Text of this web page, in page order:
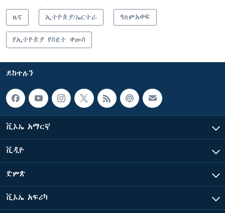
ዜና ኢትዮጵያ/ኤርትራ ዓለምአቀፍ
የኢትዮጵያ የስደት ቀውስ
ይከተሉን
ቪኦኤ አማርኛ
ቪዲዮ
ድምጽ
ቪኦኤ አፍሪካ